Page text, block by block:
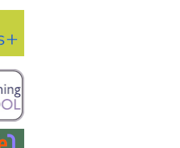
Erasmus+
eTwinning